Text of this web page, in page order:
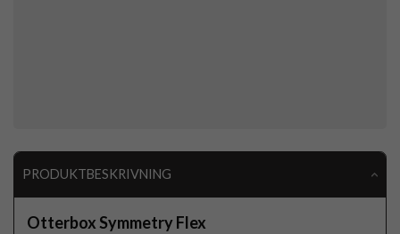
PRODUKTBESKRIVNING
Otterbox Symmetry Flex